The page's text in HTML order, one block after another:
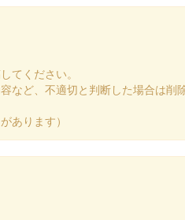
作成されている。美濃金山城跡
てください。
ど、不適切と判断した場合は削
あります）